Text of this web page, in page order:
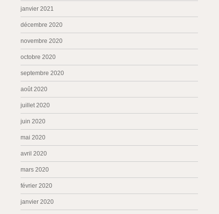
janvier 2021
décembre 2020
novembre 2020
octobre 2020
septembre 2020
août 2020
juillet 2020
juin 2020
mai 2020
avril 2020
mars 2020
février 2020
janvier 2020